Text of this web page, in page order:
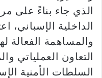
الذي جاء بناءً على
الداخلية الإسباني،
والمساهمة الفعالة
التعاون العملياتي
السلطات الأمنية